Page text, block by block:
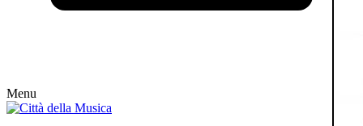
Menu